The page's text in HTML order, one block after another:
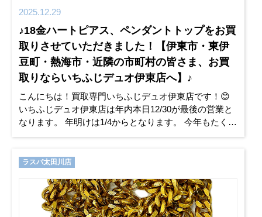
2025.12.29
♪18金ハートピアス、ペンダントトップをお買
取りさせていただきました！【伊東市・東伊
豆町・熱海市・近隣の市町村の皆さま、お買
取りならいちふじデュオ伊東店へ】♪
こんにちは！買取専門いちふじデュオ伊東店です！😊
いちふじデュオ伊東店は年内本日12/30が最後の営業と
なります。 年明けは1/4からとなります。 今年もたくさ
んのお客様ご愛顧いただきまして、感謝の思いでいっ
ラスパ太田川店